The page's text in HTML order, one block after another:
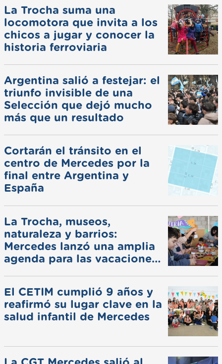
La Trocha suma una
locomotora que invita a los
chicos a jugar y conocer la
historia ferroviaria
Argentina salió a festejar: el
triunfo invisible de una
Selección que dejó mucho
más que un resultado
Cortarán el tránsito en el
centro de Mercedes por la
final entre Argentina y
España
La Trocha, museos,
naturaleza y barrios:
Mercedes lanzó una amplia
agenda para las vacaciones
El CETIM cumplió 9 años y
reafirmó su lugar clave en la
salud infantil de Mercedes